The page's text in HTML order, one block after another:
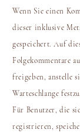
Wenn Sie einen
dieser inklusive
gespeichert. Auf
Folgekommentare
freigeben, anstelle
Warteschlange
Für Benutzer, die
registrieren,